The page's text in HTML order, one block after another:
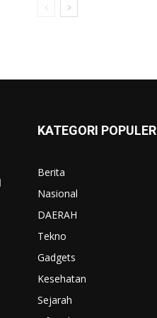
KATEGORI POPULER
Berita
Nasional
DAERAH
Tekno
Gadgets
Kesehatan
Sejarah